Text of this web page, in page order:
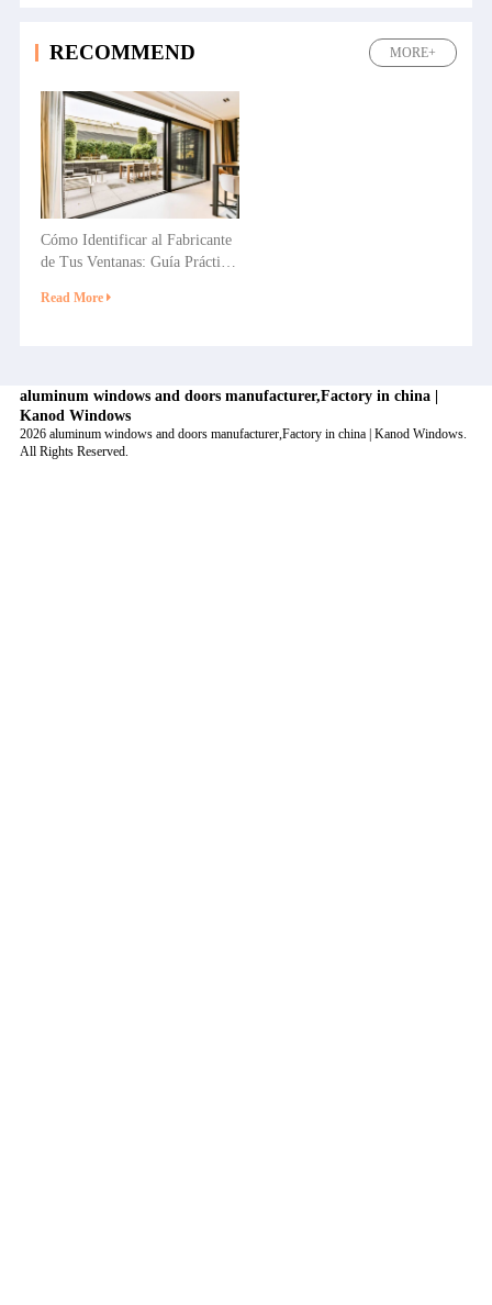
RECOMMEND MORE+
Cómo Identificar al Fabricante
de Tus Ventanas: Guía Práctica
Constructores
Read More
aluminum windows and doors manufacturer,Factory in china |
Kanod Windows
2026 aluminum windows and doors manufacturer,Factory in china | Kanod Windows.
All Rights Reserved.